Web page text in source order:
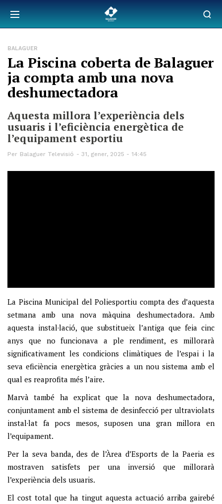
BALAGUER
La Piscina coberta de Balaguer
ja compta amb una nova
deshumectadora
Aquesta millora l’experiència dels
usuaris i l’eficiència energètica de
l’equipament esportiu
Per Balaguer Televisió 31, gener, 2025 - 14:45
La Piscina Municipal del Poliesportiu compta des d’aquesta
setmana amb una nova màquina deshumectadora. Amb
aquesta instal·lació, que substitueix l’antiga que feia cinc
anys que no funcionava a ple rendiment, es millorarà
significativament les condicions climàtiques de l’espai i la
seva eficiència energètica gràcies a un nou sistema amb el
qual es reaprofita més l’aire.
Marvà també ha explicat que la nova deshumectadora,
conjuntament amb el sistema de desinfecció per ultraviolats
instal·lat fa pocs mesos, suposen una gran millora en
l’equipament.
Per la seva banda, des de l’Àrea d’Esports de la Paeria es
mostraven satisfets per una inversió que millorarà
l’experiència dels usuaris.
El cost total que ha tingut aquesta actuació arriba gairebé